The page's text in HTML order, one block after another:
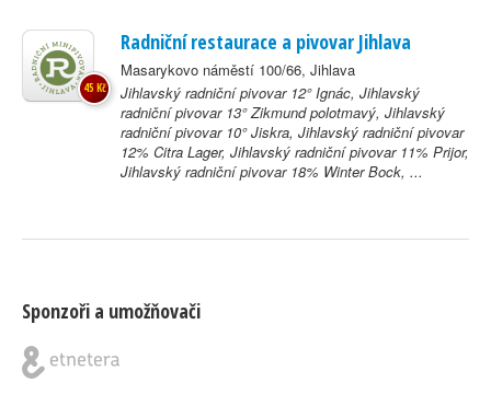
Radniční restaurace a pivovar Jihlava
Masarykovo náměstí 100/66, Jihlava
Jihlavský radniční pivovar 12° Ignác, Jihlavský
radniční pivovar 13° Zikmund polotmavý, Jihlavský
radniční pivovar 10° Jiskra, Jihlavský radniční pivovar
12% Citra Lager, Jihlavský radniční pivovar 11% Prijor,
Jihlavský radniční pivovar 18% Winter Bock, ...
45 Kč
Sponzoři a umožňovači